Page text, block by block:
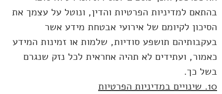
בהתאם למדיניות הפרטיות והדין, ונוטל על עצמך את
הסיכון לקיומם של אירועי אבטחת מידע אשר
בעקבותיהם תושפע סודיות, שלמות או זמינות המידע
כאמור, ועתידים לא תהיה אחראית לכל נזק שנגרם
בשל כך.
10. שינויים במדיניות הפרטיות